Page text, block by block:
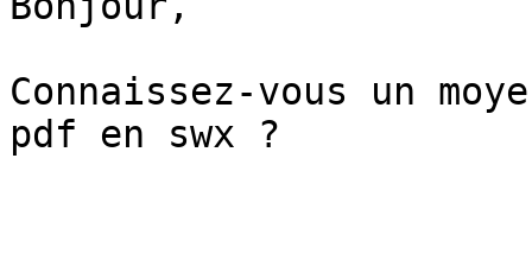
Connaissez-vous un
pdf en swx ?